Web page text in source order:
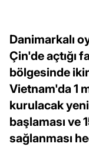
Danimarkalı
Çin'de açtığı
bölgesinde
Vietnam'da 1
kurulacak
başlaması ve
sağlanması